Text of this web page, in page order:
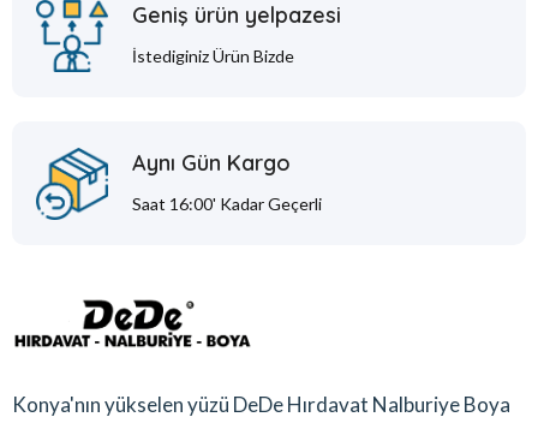
Geniş ürün yelpazesi
İstediginiz Ürün Bizde
Aynı Gün Kargo
Saat 16:00' Kadar Geçerli
Konya'nın yükselen yüzü DeDe Hırdavat Nalburiye Boya